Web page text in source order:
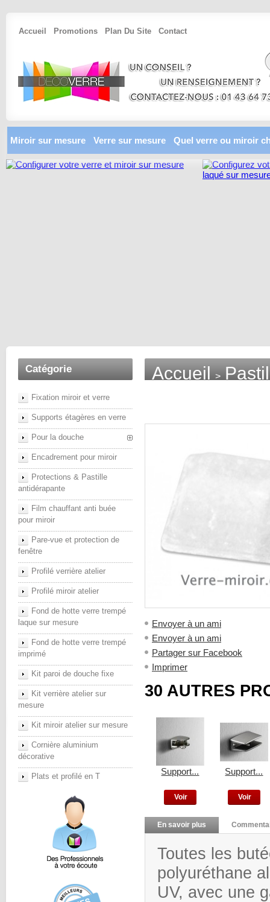
Miroir sur mesure Verre sur mesure Quel verre ou miroir
Accueil Promotions Plan Du Site Contact
Catégorie
Fixation miroir et verre
Supports étagères en verre
Pour la douche
Encadrement pour miroir
Protections & Pastille
antidérapante
Film chauffant anti buée
pour miroir
Pare-vue et protection de
fenêtre
Profilé verrière atelier
Profilé miroir atelier
Fond de hotte verre trempé
laque sur mesure
Fond de hotte verre trempé
imprimé
Kit paroi de douche fixe
Kit verrière atelier sur
mesure
Kit miroir atelier sur mesure
Cornière aluminium
décorative
Plats et profilé en T
Accueil >
Envoyer à un ami
Envoyer à un ami
Partager sur Facebook
Imprimer
30 AUTRES
Support...
Voir
Support...
Voir
En savoir plus
Toutes les
polyuréthane
UV, avec une